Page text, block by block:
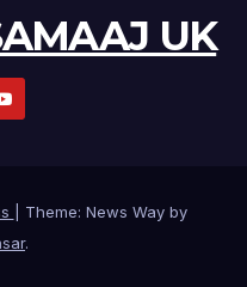
UK
Theme: News Way by
.